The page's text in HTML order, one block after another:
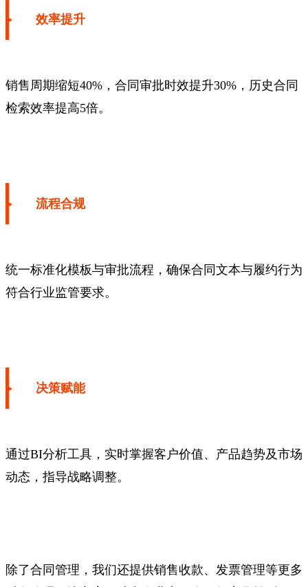
效率提升
销售周期缩短40%，合同审批时效提升30%，历史合同
检索效率提高5倍。
流程合规
统一标准化模板与审批流程，确保合同文本与履约行为
符合行业监管要求。
决策赋能
通过BI分析工具，实时掌握客户价值、产品趋势及市场
动态，指导战略调整。
除了合同管理，我们还提供销售收款、发票管理等更多